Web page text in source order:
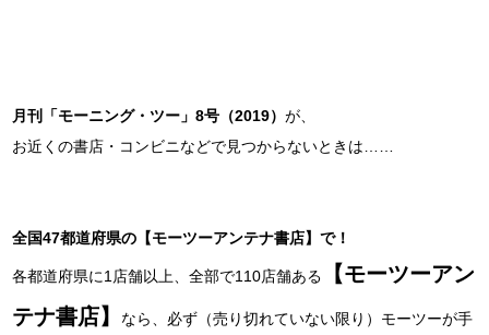
月刊「モーニング・ツー」8号（2019）が、
お近くの書店・コンビニなどで見つからないときは……
全国47都道府県の【モーツーアンテナ書店】で！
各都道府県に1店舗以上、全部で110店舗ある
【モーツーアン
テナ書店】
なら、必ず（売り切れていない限り）モーツーが手